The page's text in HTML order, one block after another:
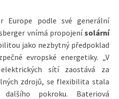
Europe podle své generální
vnímá propojenísolární
jako nezbytný předpoklad
evropské energetiky. „V
sítí zaostává za
zdrojů, se flexibilita stala
dalšího pokroku. Bateriová